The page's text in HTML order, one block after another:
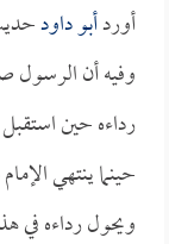
أوردأبو داود
وفيه أن
رداءه حين
حينما ينتهي
ويحول رداءه في